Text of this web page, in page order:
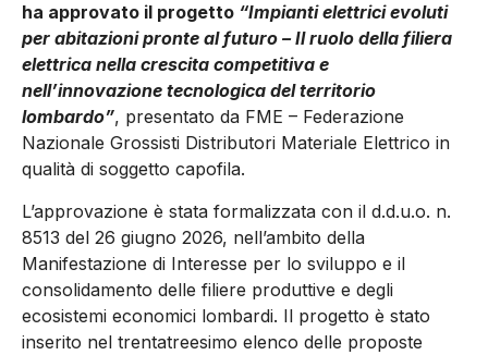
ha approvato il progetto “Impianti elettrici evoluti
per abitazioni pronte al futuro – Il ruolo della filiera
elettrica nella crescita competitiva e
nell’innovazione tecnologica del territorio
lombardo”, presentato da FME – Federazione
Nazionale Grossisti Distributori Materiale Elettrico in
qualità di soggetto capofila.
L’approvazione è stata formalizzata con il d.d.u.o. n.
8513 del 26 giugno 2026, nell’ambito della
Manifestazione di Interesse per lo sviluppo e il
consolidamento delle filiere produttive e degli
ecosistemi economici lombardi. Il progetto è stato
inserito nel trentatreesimo elenco delle proposte